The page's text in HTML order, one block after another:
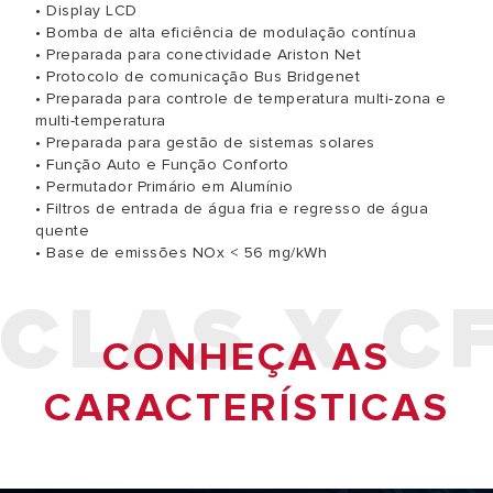
• Display LCD
• Bomba de alta eficiência de modulação contínua
• Preparada para conectividade Ariston Net
• Protocolo de comunicação Bus Bridgenet
• Preparada para controle de temperatura multi-zona e
multi-temperatura
• Preparada para gestão de sistemas solares
• Função Auto e Função Conforto
• Permutador Primário em Alumínio
• Filtros de entrada de água fria e regresso de água
quente
• Base de emissões NOx < 56 mg/kWh
CLAS X
CONHEÇA AS
CARACTERÍSTICAS